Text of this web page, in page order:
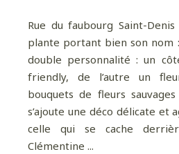
0 ITEMS -
Rue du faubourg Saint-
plante portant bien son nom
double personnalité : un
friendly, de l’autre un
bouquets de fleurs
s’ajoute une déco délicate et
celle qui se cache
Clémentine ...